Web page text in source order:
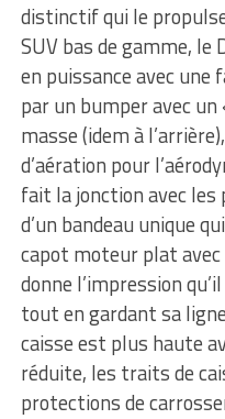
distinctif qui le
SUV bas de gamme,
en puissance avec une
par un bumper avec
masse (idem à
d’aération pour
fait la jonction avec les
d’un bandeau unique
capot moteur plat
donne l’impression
tout en gardant sa
caisse est plus haute
réduite, les traits de
protections de